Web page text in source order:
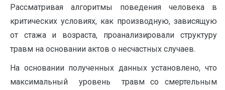
Рассматривая алгоритмы поведения человека в
критических условиях, как производную, зависящую
от стажа и возраста, проанализировали структуру
травм на основании актов о несчастных случаев.
На основании полученных данных установлено, что
максимальный уровень травм со смертельным